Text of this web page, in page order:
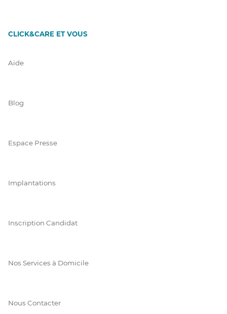
CLICK&CARE ET VOUS
Aide
Blog
Espace Presse
Implantations
Inscription Candidat
Nos Services à Domicile
Nous Contacter